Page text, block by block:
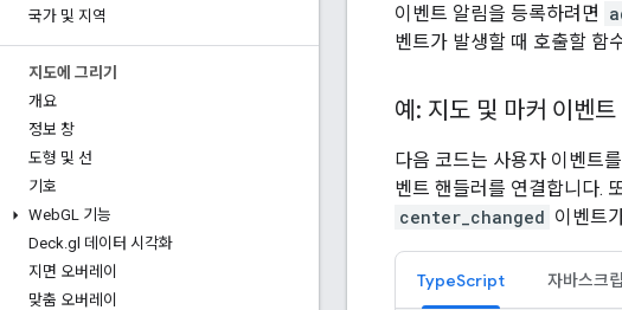
국가 및 지역
지도에 그리기
개요
정보 창
도형 및 선
기호
WebGL 기능
Deck.gl 데이터 시각화
지면 오버레이
맞춤 오버레이
이벤트 알림을 등록하려면
벤트가 발생할 때 호출할 함
예: 지도 및 마커 이벤트
다음 코드는 사용자 이벤트
벤트 핸들러를 연결합니다.
center_changed 이벤트
TypeScript 자바스크